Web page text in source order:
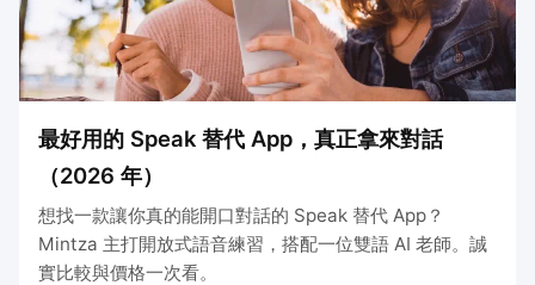
最好用的 Speak 替代 App，真正拿來對話
（2026 年）
想找一款讓你真的能開口對話的 Speak 替代 App？
Mintza 主打開放式語音練習，搭配一位雙語 AI 老師。誠
實比較與價格一次看。